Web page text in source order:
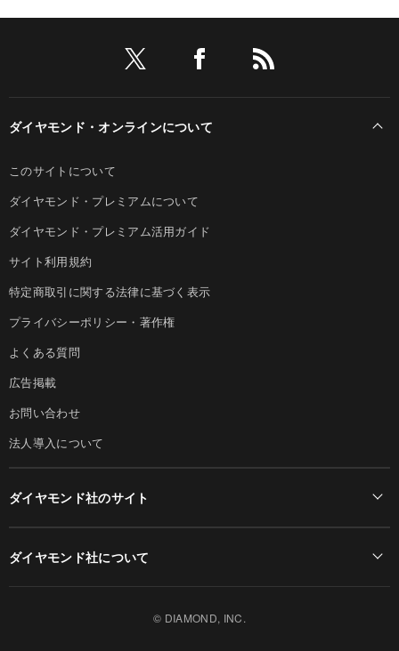
ダイヤモンド・オンラインについて
このサイトについて
ダイヤモンド・プレミアムについて
ダイヤモンド・プレミアム活用ガイド
サイト利用規約
特定商取引に関する法律に基づく表示
プライバシーポリシー・著作権
よくある質問
広告掲載
お問い合わせ
法人導入について
ダイヤモンド社のサイト
ダイヤモンド社について
© DIAMOND, INC.